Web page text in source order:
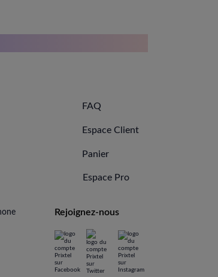
FAQ
Espace Client
Panier
Espace Pro
Rejoignez-nous